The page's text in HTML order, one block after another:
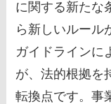
に関する新たな
ら新しいルール
ガイドラインに
が、法的根拠を
転換点です。事